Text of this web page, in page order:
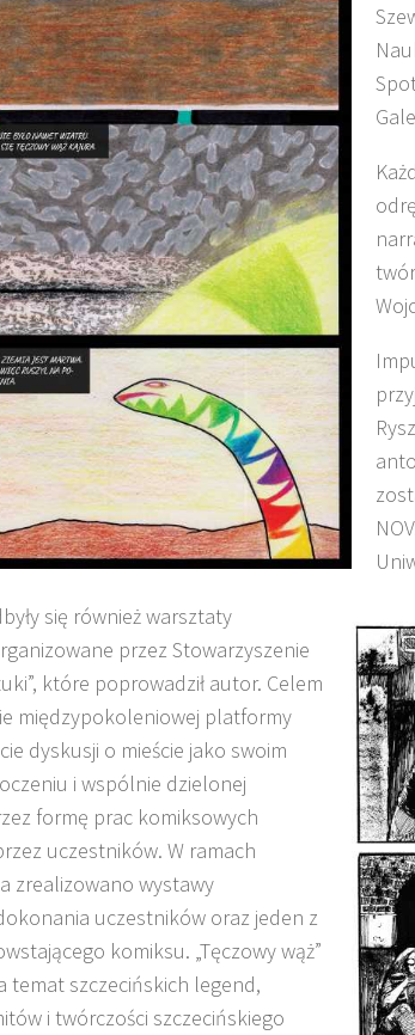
się również warsztaty
przez Stowarzyszenie
które poprowadził autor. Celem
międzypokoleniowej platformy
dyskusji o mieście jako swoim
i wspólnie dzielonej
formę prac komiksowych
uczestników. W ramach
zrealizowano wystawy
uczestników oraz jeden z
komiksu. „Tęczowy wąż”
temat szczecińskich legend,
i twórczości szczecińskiego